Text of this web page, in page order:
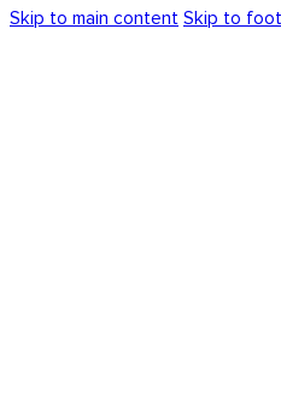
Skip to main content Skip to